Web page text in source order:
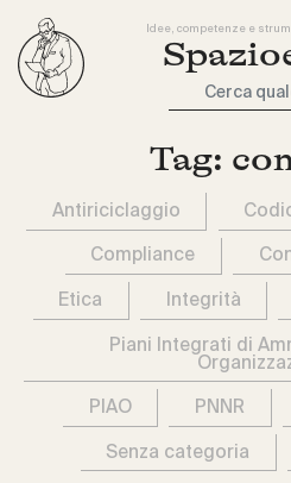
Idee, competenze e
Cerca qualcosa
Tag:
Antiriciclaggio
Compliance
Etica Integrità
Piani Integrati di
PIAO PNNR
Senza categoria